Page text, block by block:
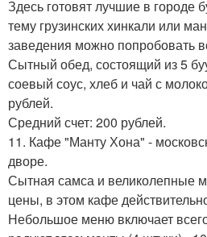
Здесь готовят лучшие в городе
тему грузинских хинкали или
заведения можно попробовать
Сытный обед, состоящий из 5
соевый соус, хлеб и чай с
рублей.
Средний счет: 200 рублей.
11. Кафе "Манту Хона" -
дворе.
Сытная самса и великолепные
цены, в этом кафе
Небольшое меню включает